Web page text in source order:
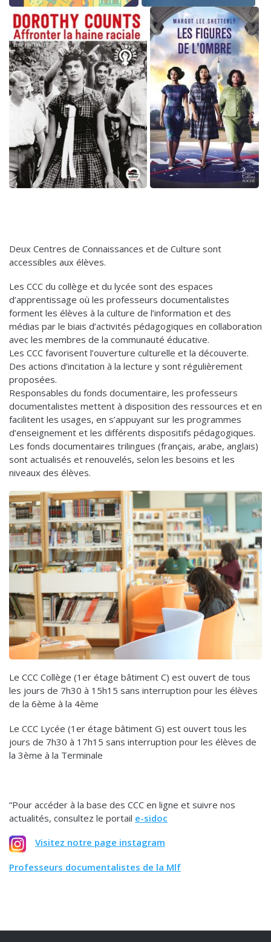
Deux Centres de Connaissances et de Culture sont
accessibles aux élèves.
Les CCC du collège et du lycée sont des espaces
d’apprentissage où les professeurs documentalistes
forment les élèves à la culture de l’information et des
médias par le biais d’activités pédagogiques en collaboration
avec les membres de la communauté éducative.
Les CCC favorisent l’ouverture culturelle et la découverte.
Des actions d’incitation à la lecture y sont régulièrement
proposées.
Responsables du fonds documentaire, les professeurs
documentalistes mettent à disposition des ressources et en
facilitent les usages, en s’appuyant sur les programmes
d’enseignement et les différents dispositifs pédagogiques.
Les fonds documentaires trilingues (français, arabe, anglais)
sont actualisés et renouvelés, selon les besoins et les
niveaux des élèves.
Le CCC Collège (1er étage bâtiment C) est ouvert de tous
les jours de 7h30 à 15h15 sans interruption pour les élèves
de la 6ème à la 4ème
Le CCC Lycée (1er étage bâtiment G) est ouvert tous les
jours de 7h30 à 17h15 sans interruption pour les élèves de
la 3ème à la Terminale
“Pour accéder à la base des CCC en ligne et suivre nos
actualités, consultez le portail e-sidoc
Visitez notre page instagram
Professeurs documentalistes de la Mlf